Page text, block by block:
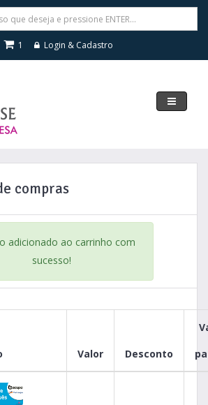
1 Login & Cadastro
Navegar
compras
adicionado ao carrinho com
sucesso!
Valor Desconto